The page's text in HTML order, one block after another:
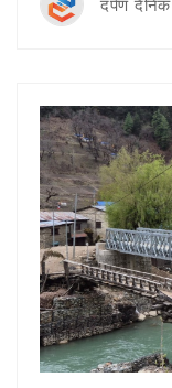
दर्पण दैनिक